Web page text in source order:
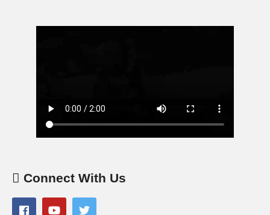
Connect With Us